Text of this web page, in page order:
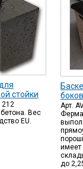
стойки
Вес
EU.
Арт.
Ферма
имеет
до